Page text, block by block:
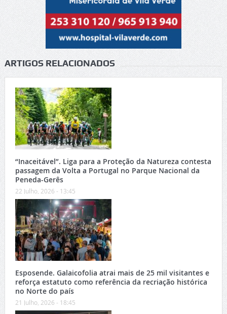
ARTIGOS RELACIONADOS
“Inaceitável”. Liga para a Proteção da Natureza contesta
passagem da Volta a Portugal no Parque Nacional da
Peneda-Gerês
22 Julho, 2026 - 13:45
Esposende. Galaicofolia atrai mais de 25 mil visitantes e
reforça estatuto como referência da recriação histórica
no Norte do país
21 Julho, 2026 - 18:45